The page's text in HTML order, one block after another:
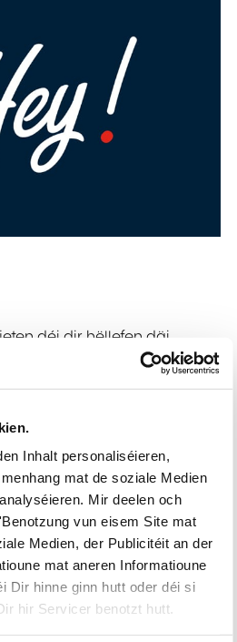
Inhalt personaliséieren,
mat de soziale Medien
Mir deelen och
vun eisem Site mat
Medien, der Publicitéit an der
mat aneren Informatioune
Dir hinne ginn hutt oder déi si
hir Servicer benotzt hutt.
déi dir hëllefen däi
individuell Berodung a
nom Lycée:
formations